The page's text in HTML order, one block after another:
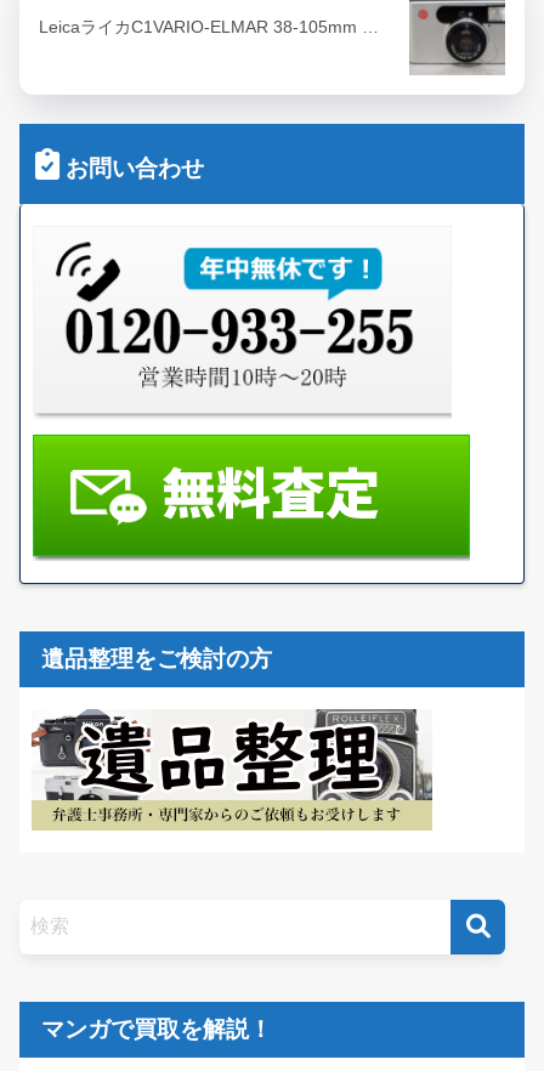
LeicaライカC1VARIO-ELMAR 38-105mm …
お問い合わせ
遺品整理をご検討の方
マンガで買取を解説！